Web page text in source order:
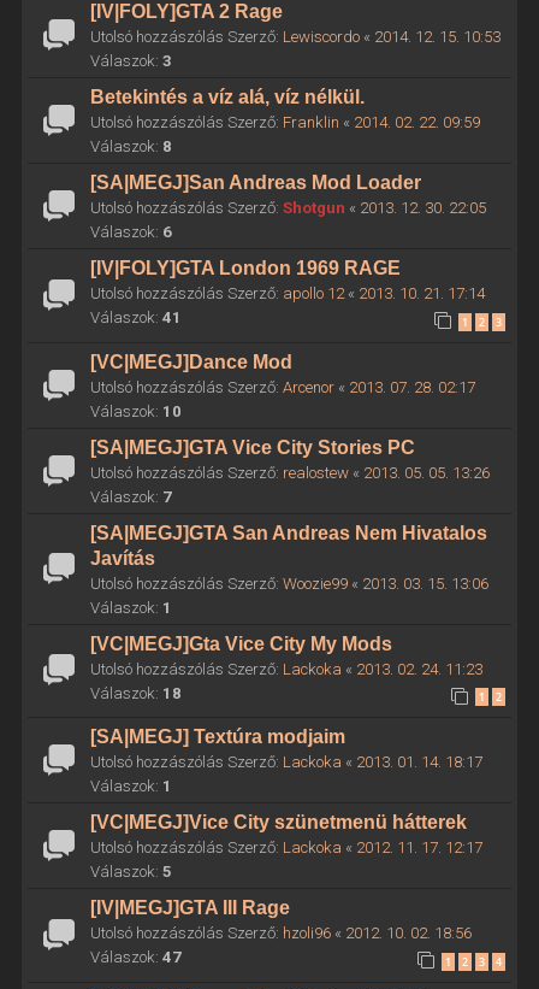
[IV|FOLY]GTA 2 Rage
Utolsó hozzászólás Szerző: Lewiscordo« 2014. 12. 15. 10:53
Válaszok: 3
Betekintés a víz alá, víz nélkül.
Utolsó hozzászólás Szerző: Franklin « 2014. 02. 22. 09:59
Válaszok: 8
[SA|MEGJ]San Andreas Mod Loader
Utolsó hozzászólás Szerző: Shotgun « 2013. 12. 30. 22:05
Válaszok: 6
[IV|FOLY]GTA London 1969 RAGE
Utolsó hozzászólás Szerző: apollo 12« 2013. 10. 21. 17:14
Válaszok: 41 1 2 3
[VC|MEGJ]Dance Mod
Utolsó hozzászólás Szerző: Arcenor« 2013. 07. 28. 02:17
Válaszok: 10
[SA|MEGJ]GTA Vice City Stories PC
Utolsó hozzászólás Szerző: realostew« 2013. 05. 05. 13:26
Válaszok: 7
[SA|MEGJ]GTA San Andreas Nem Hivatalos
Javítás
Utolsó hozzászólás Szerző: Woozie99« 2013. 03. 15. 13:06
Válaszok: 1
[VC|MEGJ]Gta Vice City My Mods
Utolsó hozzászólás Szerző: Lackoka « 2013. 02. 24. 11:23
Válaszok: 18 1 2
[SA|MEGJ] Textúra modjaim
Utolsó hozzászólás Szerző: Lackoka « 2013. 01. 14. 18:17
Válaszok: 1
[VC|MEGJ]Vice City szünetmenü hátterek
Utolsó hozzászólás Szerző: Lackoka « 2012. 11. 17. 12:17
Válaszok: 5
[IV|MEGJ]GTA III Rage
Utolsó hozzászólás Szerző: hzoli96« 2012. 10. 02. 18:56
Válaszok: 47 1 2 3 4